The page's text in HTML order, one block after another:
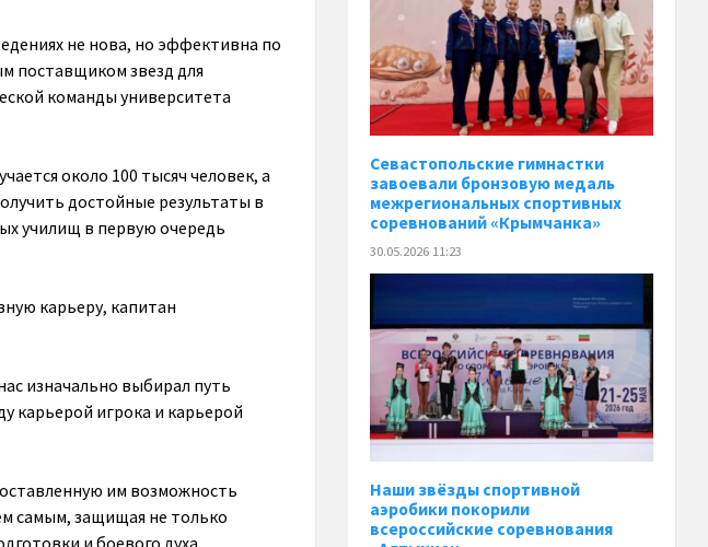
не нова, но эффективна по
поставщиком звезд для
команды университета
около 100 тысяч человек, а
достойные результаты в
училищ в первую очередь
карьеру, капитан
изначально выбирал путь
карьерой игрока и карьерой
им возможность
самым, защищая не только
и боевого духа
Севастопольские гимнастки
завоевали бронзовую медаль
межрегиональных спортивных
соревнований «Крымчанка»
30.05.2026 11:23
Наши звёзды спортивной
аэробики покорили
всероссийские соревнования